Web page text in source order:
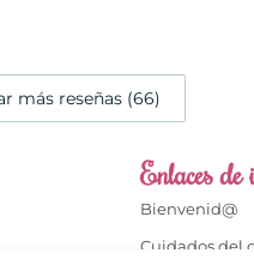
más reseñas (66)
Enlaces de
Bienvenid@
Cuidados del